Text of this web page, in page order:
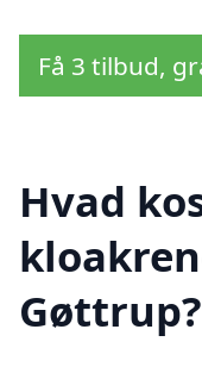
Få 3 tilbud,
Hvad
Gøttrup?